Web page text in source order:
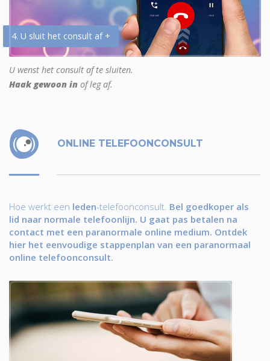
4. U sluit het consult af +
U wenst het consult af te sluiten.
Haak gewoon in of leg af.
ONLINE TELEFOONCONSULT
Hoe werkt een leden-telefoonconsult. Bel goedkoper als
lid naar normale telefoonlijn. U gaat pas betalen na
contact met een paranormale online medium. Ontdek
hier het eenvoudige stappenplan van een paranormaal
online telefoonconsult.